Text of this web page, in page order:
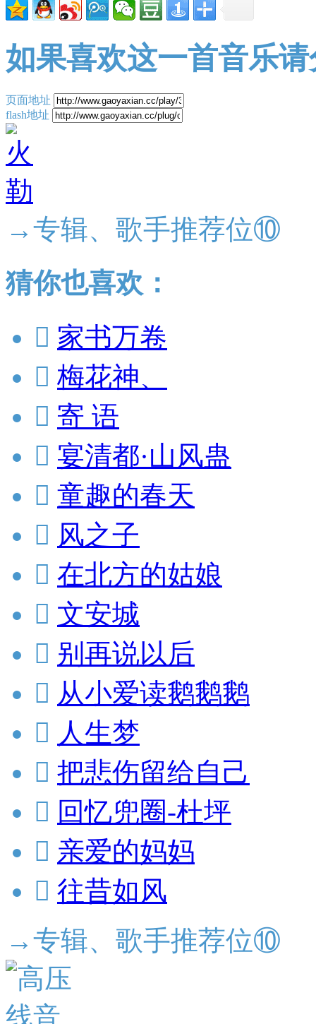
如果喜欢这一首音乐
页面地址
flash地址
→专辑、歌手推荐位⑩
猜你也喜欢：
 家书万卷
 梅花神、
 寄 语
 宴清都·山风蛊
 童趣的春天
 风之子
 在北方的姑娘
 文安城
 别再说以后
 从小爱读鹅鹅鹅
 人生梦
 把悲伤留给自己
 回忆兜圈-杜坪
 亲爱的妈妈
 往昔如风
→专辑、歌手推荐位⑩